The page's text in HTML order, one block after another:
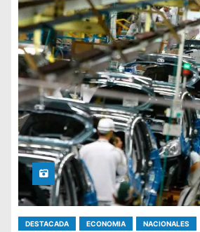
DESTACADA ECONOMIA NACIONALES